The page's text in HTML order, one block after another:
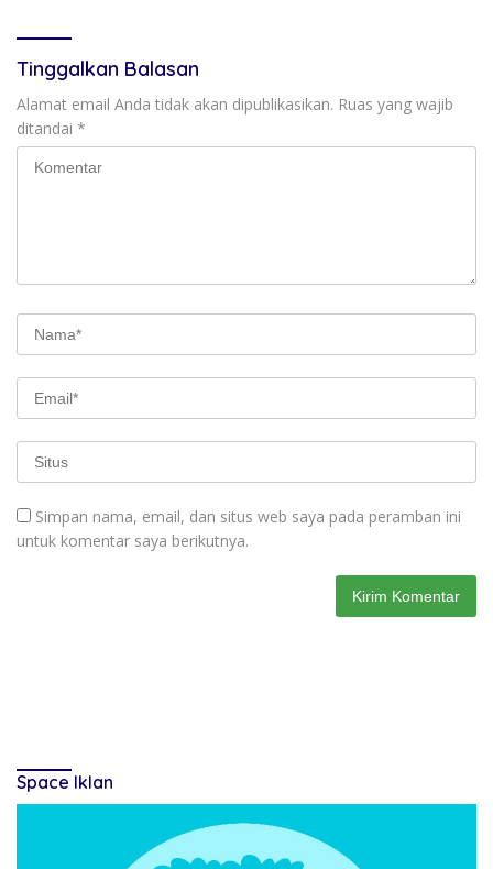
Tinggalkan Balasan
Alamat email Anda tidak akan dipublikasikan. Ruas yang wajib
ditandai *
Simpan nama, email, dan situs web saya pada peramban ini
untuk komentar saya berikutnya.
Space Iklan